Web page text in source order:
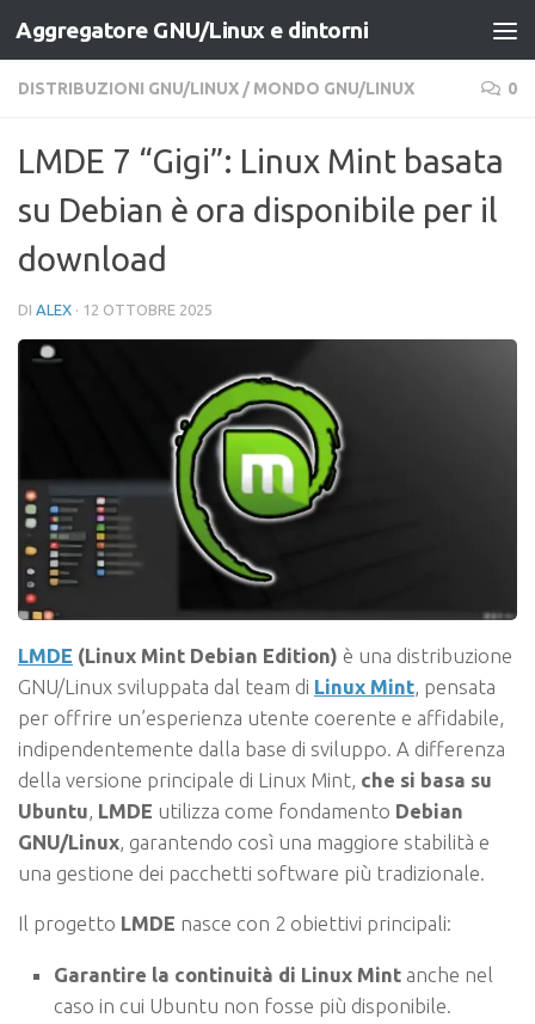
Salta al contenuto
Aggregatore GNU/Linux e dintorni
DISTRIBUZIONI GNU/LINUX / MONDO GNU/LINUX 0
LMDE 7 “Gigi”: Linux Mint basata
su Debian è ora disponibile per il
download
DI ALEX · 12 OTTOBRE 2025
LMDE (Linux Mint Debian Edition) è una distribuzione
GNU/Linux sviluppata dal team di Linux Mint , pensata
per offrire un’esperienza utente coerente e affidabile,
indipendentemente dalla base di sviluppo. A differenza
della versione principale di Linux Mint, che si basa su
Ubuntu LMDE utilizza come fondamento Debian
GNU/Linux , garantendo così una maggiore stabilità e
una gestione dei pacchetti software più tradizionale.
Il progetto LMDE nasce con 2 obiettivi principali:
Garantire la continuità di Linux Mint anche nel
caso in cui Ubuntu non fosse più disponibile.